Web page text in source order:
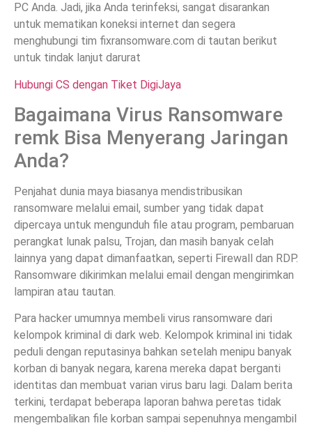
PC Anda. Jadi, jika Anda terinfeksi, sangat disarankan
untuk mematikan koneksi internet dan segera
menghubungi tim fixransomware.com di tautan berikut
untuk tindak lanjut darurat
Hubungi CS dengan Tiket DigiJaya
Bagaimana Virus Ransomware
remk Bisa Menyerang Jaringan
Anda?
Penjahat dunia maya biasanya mendistribusikan
ransomware melalui email, sumber yang tidak dapat
dipercaya untuk mengunduh file atau program, pembaruan
perangkat lunak palsu, Trojan, dan masih banyak celah
lainnya yang dapat dimanfaatkan, seperti Firewall dan RDP.
Ransomware dikirimkan melalui email dengan mengirimkan
lampiran atau tautan.
Para hacker umumnya membeli virus ransomware dari
kelompok kriminal di dark web. Kelompok kriminal ini tidak
peduli dengan reputasinya bahkan setelah menipu banyak
korban di banyak negara, karena mereka dapat berganti
identitas dan membuat varian virus baru lagi. Dalam berita
terkini, terdapat beberapa laporan bahwa peretas tidak
mengembalikan file korban sampai sepenuhnya mengambil